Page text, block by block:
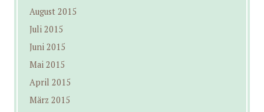
August 2015
Juli 2015
Juni 2015
Mai 2015
April 2015
März 2015